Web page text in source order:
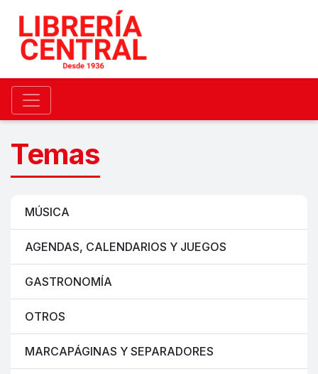
Temas
MÚSICA
AGENDAS, CALENDARIOS Y JUEGOS
GASTRONOMÍA
OTROS
MARCAPÁGINAS Y SEPARADORES